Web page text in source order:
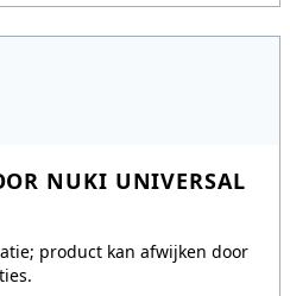
NUKI UNIVERSAL
product kan afwijken door